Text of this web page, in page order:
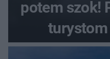
potem szok!